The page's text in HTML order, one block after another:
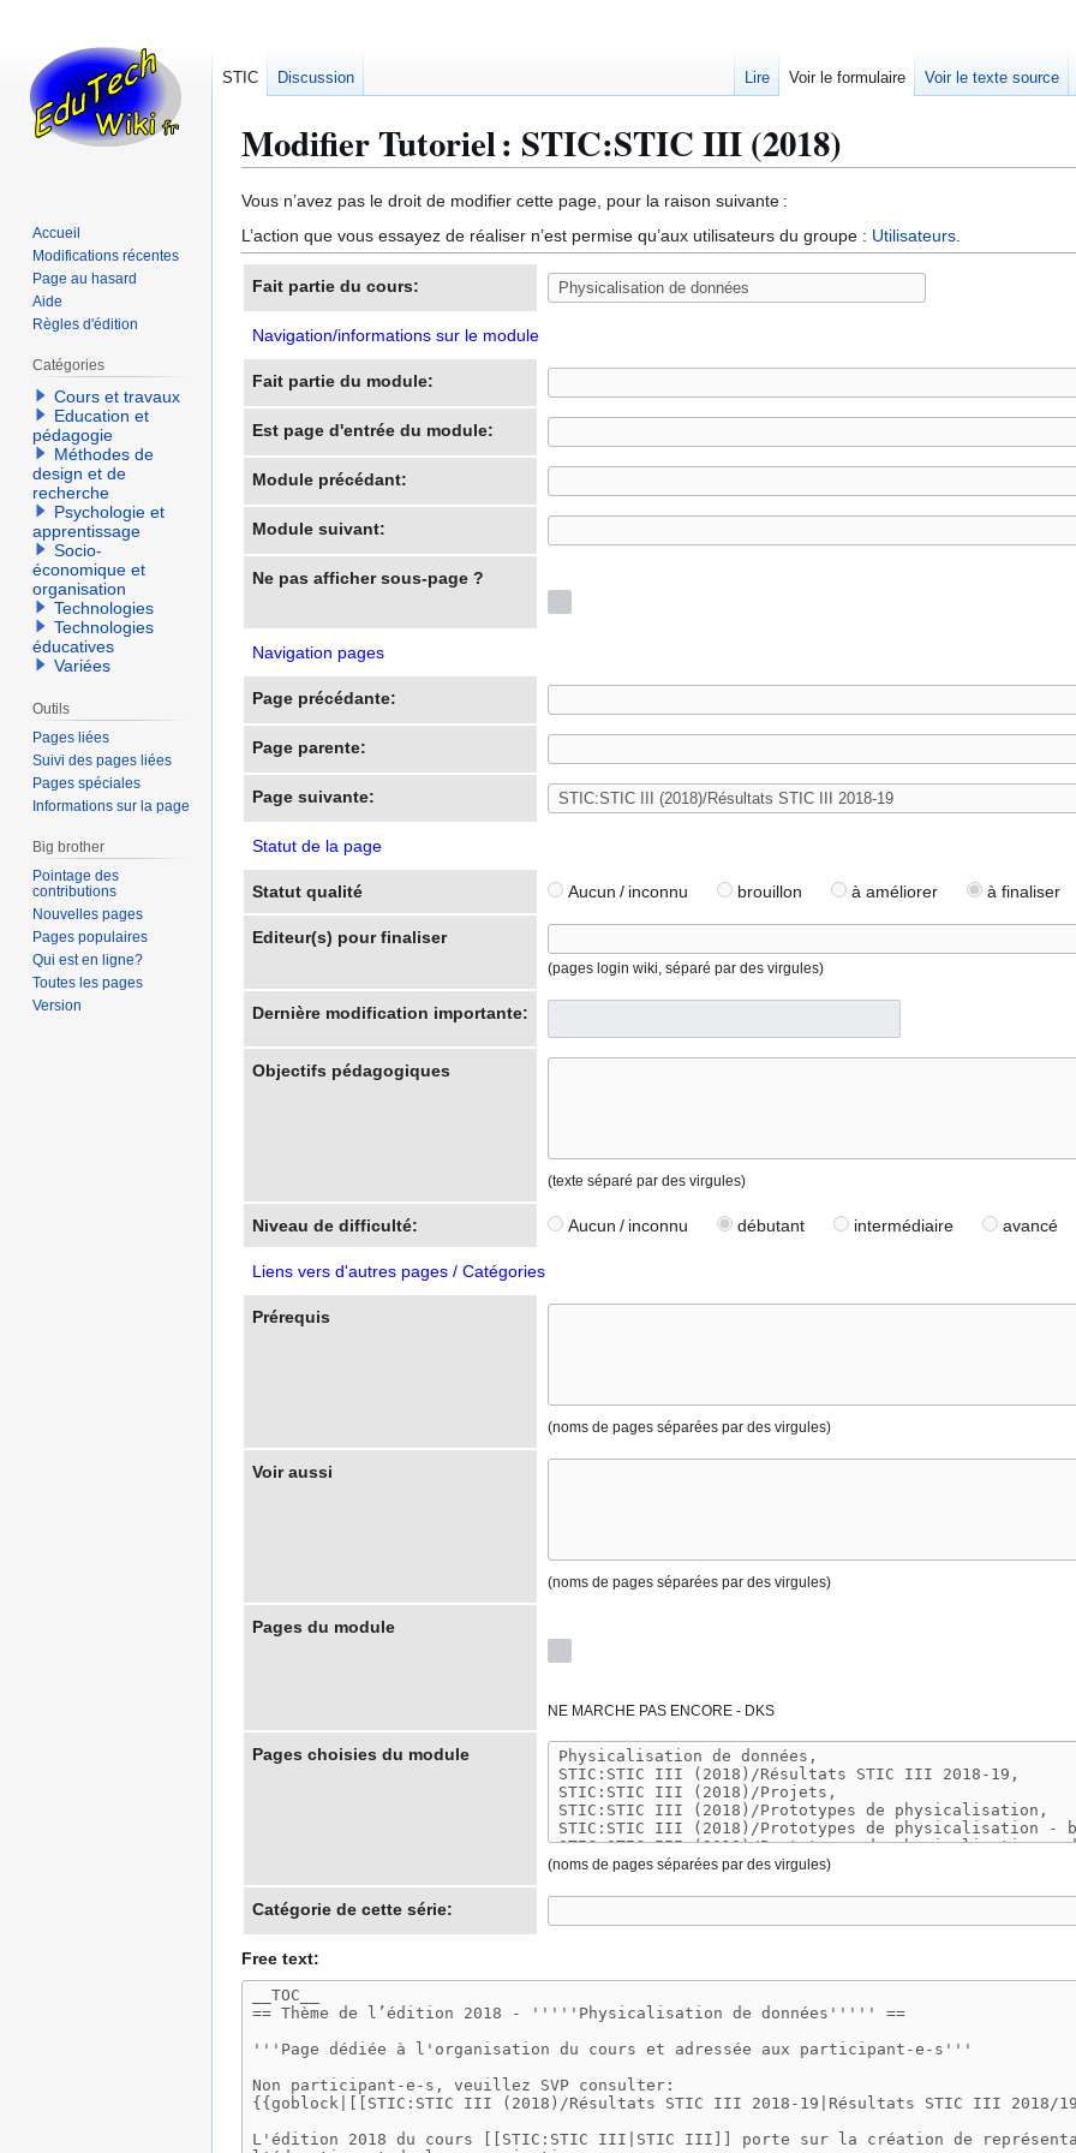
Modifier Tutoriel : STIC:STIC III (2018)
Aller
à
la
navigation
Aller
à
la
recherche
Vous n’avez pas le droit de modifier cette page, pour la raison suivante :
L’action que vous essayez de réaliser n’est permise qu’aux utilisateurs du groupe : Utilisateurs.
Fait partie du cours:
Navigation/informations sur le module
Fait partie du module:
Est page d'entrée du module:
Module précédant:
Module suivant:
Ne pas afficher sous-page ?
Navigation pages
Page précédante:
Page parente:
Page suivante:
Statut de la page
Statut qualité Aucun / inconnu brouillon à améliorer à finaliser
Editeur(s) pour finaliser
(pages login wiki, séparé par des virgules)
Dernière modification importante:
Objectifs pédagogiques
(texte séparé par des virgules)
Niveau de difficulté: Aucun / inconnu débutant intermédiaire avancé
Liens vers d'autres pages / Catégories
Prérequis
(noms de pages séparées par des virgules)
Voir aussi
(noms de pages séparées par des virgules)
Pages du module
NE MARCHE PAS ENCORE - DKS
Pages choisies du module
(noms de pages séparées par des virgules)
Catégorie de cette série:
Free text:
STIC Discussion Lire Voir le formulaire Voir le texte source
Accueil
Modifications récentes
Page au hasard
Aide
Règles d'édition
Catégories
Cours et travaux
Education et
pédagogie
Méthodes de
design et de
recherche
Psychologie et
apprentissage
Socio-
économique et
organisation
Technologies
Technologies
éducatives
Variées
Outils
Pages liées
Suivi des pages liées
Pages spéciales
Informations sur la page
Big brother
Pointage des
contributions
Nouvelles pages
Pages populaires
Qui est en ligne?
Toutes les pages
Version